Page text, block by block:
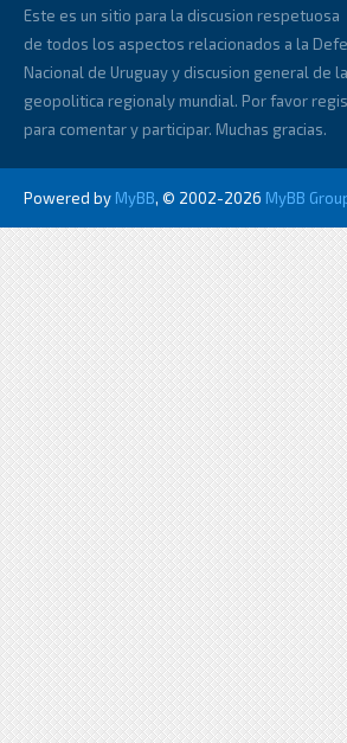
Este es un sitio para la discusion respetuosa
de todos los aspectos relacionados a la
Nacional de Uruguay y discusion general de la
geopolitica regionaly mundial. Por favor
para comentar y participar. Muchas gracias.
Powered by MyBB, © 2002-2026 MyBB